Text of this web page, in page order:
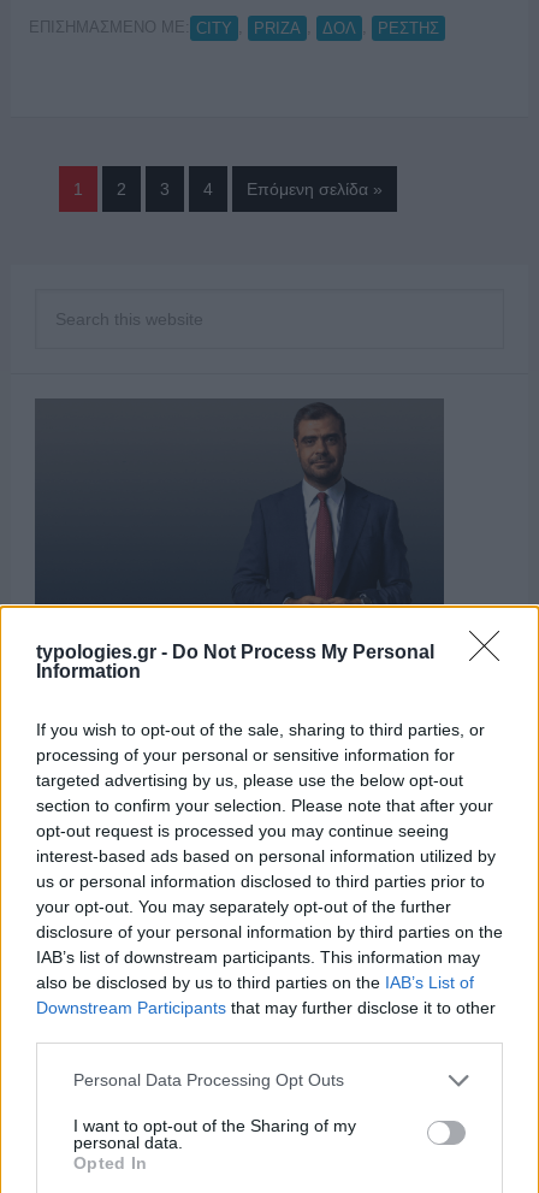
typologies.gr - Do Not Process My Personal
Information
If you wish to opt-out of the sale, sharing to third parties, or
processing of your personal or sensitive information for
targeted advertising by us, please use the below opt-out
section to confirm your selection. Please note that after your
opt-out request is processed you may continue seeing
interest-based ads based on personal information utilized by
us or personal information disclosed to third parties prior to
your opt-out. You may separately opt-out of the further
disclosure of your personal information by third parties on the
IAB’s list of downstream participants. This information may
also be disclosed by us to third parties on the IAB’s List of
Downstream Participants that may further disclose it to other
Please note that this website/app uses one or more Google
not limited to your visit or usage behaviour. You may click to
grant or deny consent to Google and its third-party tags to
use your data for below specified purposes in below Google
Personal Data Processing Opt Outs
I want to opt-out of the Sharing of my
personal data.
Opted In
ΕΠΙΣΗΜΑΣΜΕΝΟ ΜΕ: CITY PRIZA ΔΟΛ ΡΕΣΤΗΣ
1 2 3 4 Επόμενη σελίδα »
ΑΙΧΜΕΣ
ΑΙΧΜΕΣ: Καλοκαίρι ανατροπών
Είναι ένα Καλοκαίρι μεγάλων ανατροπών. Ορισμένες εξ
αυτών, είναι δομικές στο χώρο της τηλεόρασης και άλλες
σχετίζονται με την προσπάθεια ανακατανομής της ισχύος και
τις φιλοδοξίες των δημοσιογράφων και των παρουσιαστών. Οι
αλλαγές και οι ανατροπές δεν φαίνεται να έχουν τελειώσει.
Αντιθέτως θα συνεχιστούν και θα προκαλέσουν και νέες
εκπλήξεις.